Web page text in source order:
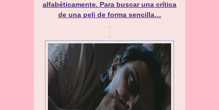
alfabéticamente. Para buscar una crítica
de una peli de forma sencilla…